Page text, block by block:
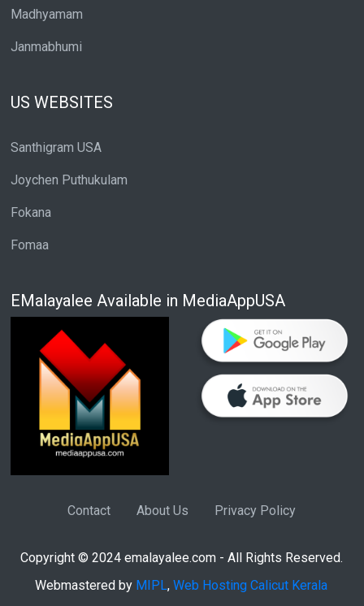
Madhyamam
Janmabhumi
US WEBSITES
Santhigram USA
Joychen Puthukulam
Fokana
Fomaa
EMalayalee Available in MediaAppUSA
Contact About Us Privacy Policy
Copyright © 2024 emalayalee.com - All Rights Reserved.
Webmastered by MIPL, Web Hosting Calicut Kerala